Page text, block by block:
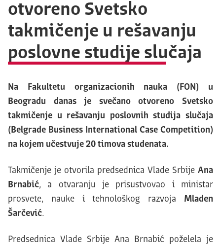
otvoreno Svetsko
takmičenje u rešavanju
poslovne studije slučaja
Na Fakultetu organizacionih nauka (FON) u
Beogradu danas je svečano otvoreno Svetsko
takmičenje u rešavanju poslovnih studija slučaja
(Belgrade Business International Case Competition)
na kojem učestvuje 20 timova studenata.
Takmičenje je otvorila predsednica Vlade Srbije Ana
Brnabić, a otvaranju je prisustvovao i ministar
prosvete, nauke i tehnološkog razvoja Mladen
Šarčević.
Predsednica Vlade Srbije Ana Brnabić poželela je